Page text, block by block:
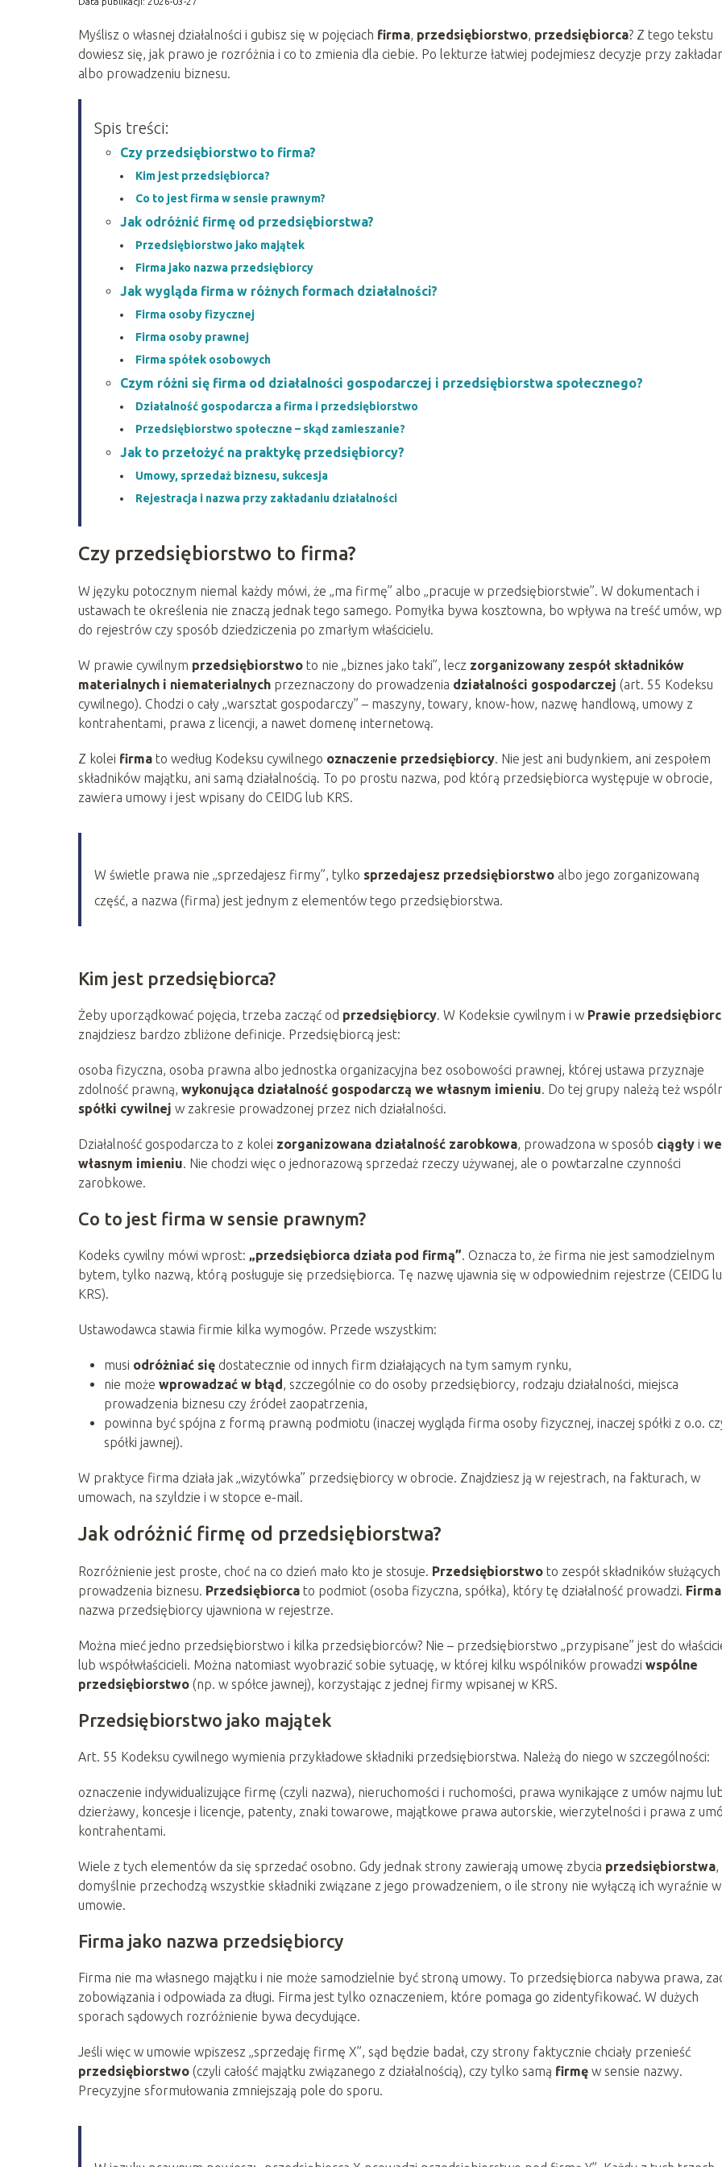
Myślisz o własnej działalności i gubisz się w pojęciach firma, przedsiębiorstwo, przedsiębiorca? Z tego tekstu
dowiesz się, jak prawo je rozróżnia i co to zmienia dla ciebie. Po lekturze łatwiej podejmiesz decyzje przy
albo prowadzeniu biznesu.
Spis treści:
Czy przedsiębiorstwo to firma?
Kim jest przedsiębiorca?
Co to jest firma w sensie prawnym?
Jak odróżnić firmę od przedsiębiorstwa?
Przedsiębiorstwo jako majątek
Firma jako nazwa przedsiębiorcy
Jak wygląda firma w różnych formach działalności?
Firma osoby fizycznej
Firma osoby prawnej
Firma spółek osobowych
Czym różni się firma od działalności gospodarczej i przedsiębiorstwa społecznego?
Działalność gospodarcza a firma i przedsiębiorstwo
Przedsiębiorstwo społeczne – skąd zamieszanie?
Jak to przełożyć na praktykę przedsiębiorcy?
Umowy, sprzedaż biznesu, sukcesja
Rejestracja i nazwa przy zakładaniu działalności
Czy przedsiębiorstwo to firma?
W języku potocznym niemal każdy mówi, że „ma firmę” albo „pracuje w przedsiębiorstwie”. W dokumentach i
ustawach te określenia nie znaczą jednak tego samego. Pomyłka bywa kosztowna, bo wpływa na treść umów,
do rejestrów czy sposób dziedziczenia po zmarłym właścicielu.
W prawie cywilnym przedsiębiorstwo to nie „biznes jako taki”, lecz zorganizowany zespół składników
materialnych i niematerialnych przeznaczony do prowadzenia działalności gospodarczej (art. 55 Kodeksu
cywilnego). Chodzi o cały „warsztat gospodarczy” – maszyny, towary, know-how, nazwę handlową, umowy z
kontrahentami, prawa z licencji, a nawet domenę internetową.
Z kolei firma to według Kodeksu cywilnego oznaczenie przedsiębiorcy. Nie jest ani budynkiem, ani zespołem
składników majątku, ani samą działalnością. To po prostu nazwa, pod którą przedsiębiorca występuje w obrocie,
zawiera umowy i jest wpisany do CEIDG lub KRS.
W świetle prawa nie „sprzedajesz firmy”, tylko sprzedajesz przedsiębiorstwo albo jego zorganizowaną
część, a nazwa (firma) jest jednym z elementów tego przedsiębiorstwa.
Kim jest przedsiębiorca?
Żeby uporządkować pojęcia, trzeba zacząć od przedsiębiorcy. W Kodeksie cywilnym i w Prawie
znajdziesz bardzo zbliżone definicje. Przedsiębiorcą jest:
osoba fizyczna, osoba prawna albo jednostka organizacyjna bez osobowości prawnej, której ustawa przyznaje
zdolność prawną, wykonująca działalność gospodarczą we własnym imieniu. Do tej grupy należą też
spółki cywilnej w zakresie prowadzonej przez nich działalności.
Działalność gospodarcza to z kolei zorganizowana działalność zarobkowa, prowadzona w sposób ciągły i we
własnym imieniu. Nie chodzi więc o jednorazową sprzedaż rzeczy używanej, ale o powtarzalne czynności
zarobkowe.
Co to jest firma w sensie prawnym?
Kodeks cywilny mówi wprost: „przedsiębiorca działa pod firmą”. Oznacza to, że firma nie jest samodzielnym
bytem, tylko nazwą, którą posługuje się przedsiębiorca. Tę nazwę ujawnia się w odpowiednim rejestrze (CEIDG
KRS).
Ustawodawca stawia firmie kilka wymogów. Przede wszystkim:
musi odróżniać się dostatecznie od innych firm działających na tym samym rynku,
nie może wprowadzać w błąd, szczególnie co do osoby przedsiębiorcy, rodzaju działalności, miejsca
prowadzenia biznesu czy źródeł zaopatrzenia,
powinna być spójna z formą prawną podmiotu (inaczej wygląda firma osoby fizycznej, inaczej spółki z o.o.
spółki jawnej).
W praktyce firma działa jak „wizytówka” przedsiębiorcy w obrocie. Znajdziesz ją w rejestrach, na fakturach, w
umowach, na szyldzie i w stopce e-mail.
Jak odróżnić firmę od przedsiębiorstwa?
Rozróżnienie jest proste, choć na co dzień mało kto je stosuje. Przedsiębiorstwo to zespół składników
prowadzenia biznesu. Przedsiębiorca to podmiot (osoba fizyczna, spółka), który tę działalność prowadzi. Firma
nazwa przedsiębiorcy ujawniona w rejestrze.
Można mieć jedno przedsiębiorstwo i kilka przedsiębiorców? Nie – przedsiębiorstwo „przypisane” jest do
lub współwłaścicieli. Można natomiast wyobrazić sobie sytuację, w której kilku wspólników prowadzi wspólne
przedsiębiorstwo (np. w spółce jawnej), korzystając z jednej firmy wpisanej w KRS.
Przedsiębiorstwo jako majątek
Art. 55 Kodeksu cywilnego wymienia przykładowe składniki przedsiębiorstwa. Należą do niego w szczególności:
oznaczenie indywidualizujące firmę (czyli nazwa), nieruchomości i ruchomości, prawa wynikające z umów najmu
dzierżawy, koncesje i licencje, patenty, znaki towarowe, majątkowe prawa autorskie, wierzytelności i prawa z
kontrahentami.
Wiele z tych elementów da się sprzedać osobno. Gdy jednak strony zawierają umowę zbycia przedsiębiorstwa,
domyślnie przechodzą wszystkie składniki związane z jego prowadzeniem, o ile strony nie wyłączą ich wyraźnie w
umowie.
Firma jako nazwa przedsiębiorcy
Firma nie ma własnego majątku i nie może samodzielnie być stroną umowy. To przedsiębiorca nabywa prawa,
zobowiązania i odpowiada za długi. Firma jest tylko oznaczeniem, które pomaga go zidentyfikować. W dużych
sporach sądowych rozróżnienie bywa decydujące.
Jeśli więc w umowie wpiszesz „sprzedaję firmę X”, sąd będzie badał, czy strony faktycznie chciały przenieść
przedsiębiorstwo (czyli całość majątku związanego z działalnością), czy tylko samą firmę w sensie nazwy.
Precyzyjne sformułowania zmniejszają pole do sporu.